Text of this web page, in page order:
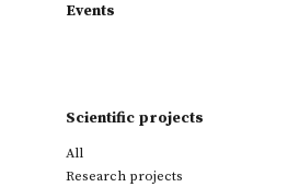
Events
Scientific projects
All
Research projects